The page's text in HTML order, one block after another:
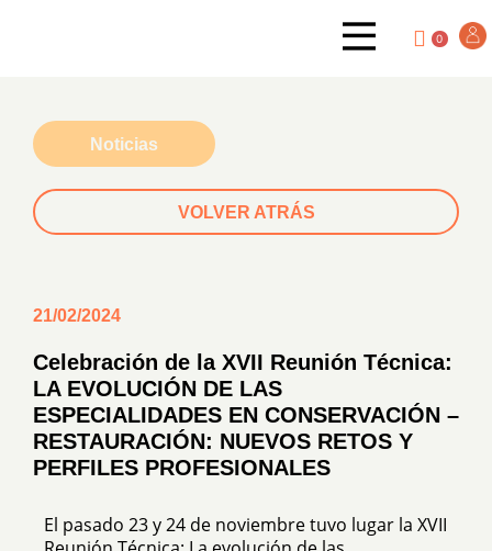
0
Noticias
VOLVER ATRÁS
21/02/2024
Celebración de la XVII Reunión Técnica:
LA EVOLUCIÓN DE LAS
ESPECIALIDADES EN CONSERVACIÓN –
RESTAURACIÓN: NUEVOS RETOS Y
PERFILES PROFESIONALES
El pasado 23 y 24 de noviembre tuvo lugar la XVII